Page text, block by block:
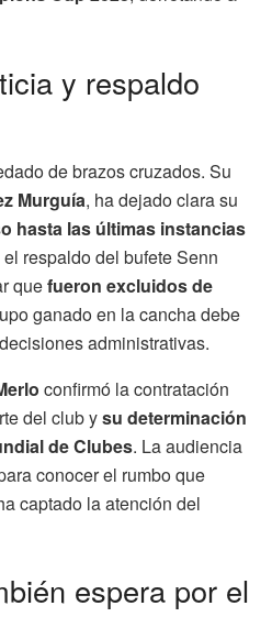
y respaldo
de brazos cruzados. Su
Murguía, ha dejado clara su
hasta las últimas instancias
el respaldo del bufete Senn
quefueron excluidos de
ganado en la cancha debe
administrativas.
confirmó la contratación
del club ysu determinación
de Clubes. La audiencia
conocer el rumbo que
captado la atención del
espera por el